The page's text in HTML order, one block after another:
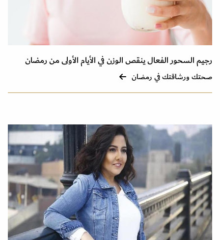
رجيم السحور الفعال ينقص الوزن في الأيام الأولى من رمضان
صحتك ورشاقتك في رمضان